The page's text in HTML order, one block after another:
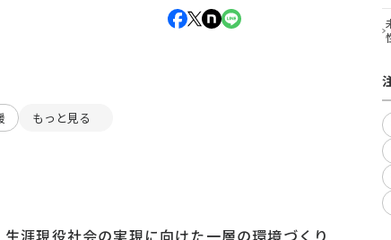
もっと見る
涯現役社会の実現に向けた一層の環境づくり